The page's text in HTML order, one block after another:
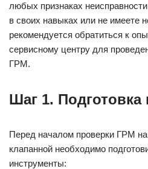
любых признаках
в своих навыках или не имеете
рекомендуется обратиться к
сервисному центру для
ГРМ.
Шаг 1. Подготовка
Перед началом проверки ГРМ
клапанной необходимо
инструменты: